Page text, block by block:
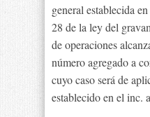
general establecida
28 de la ley del
de operaciones
número agregado a
cuyo caso será de
establecido en el inc.